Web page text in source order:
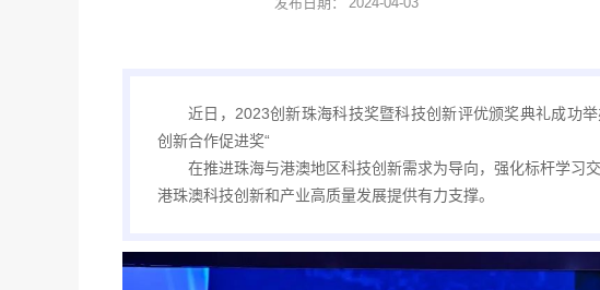
近日，2023创新珠海科技奖暨科技创新评优颁奖典礼成功
创新合作促进奖“
在推进珠海与港澳地区科技创新需求为导向，强化标杆学习
港珠澳科技创新和产业高质量发展提供有力支撑。